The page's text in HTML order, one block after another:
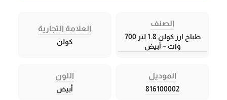
الصنف
طباخ ارز كولن 1.8 لتر 700
وات – أبيض
العلامة التجارية
كولن
الموديل
816100002
اللون
أبيض